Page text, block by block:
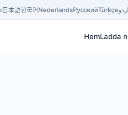
日本語한국어NederlandsРусскийTürkçeاردو
HemLadda